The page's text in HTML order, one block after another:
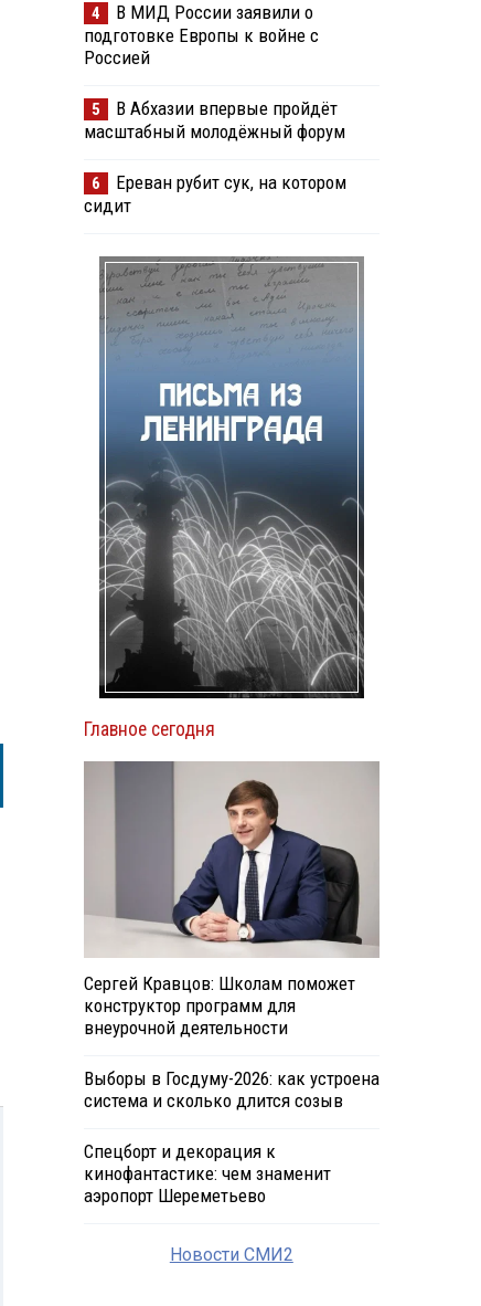
4
В МИД России заявили о
подготовке Европы к войне с
Россией
5
В Абхазии впервые пройдёт
масштабный молодёжный форум
6
Ереван рубит сук, на котором
сидит
Главное сегодня
Сергей Кравцов: Школам поможет
конструктор программ для
внеурочной деятельности
Выборы в Госдуму-2026: как устроена
система и сколько длится созыв
Спецборт и декорация к
кинофантастике: чем знаменит
аэропорт Шереметьево
Новости СМИ2